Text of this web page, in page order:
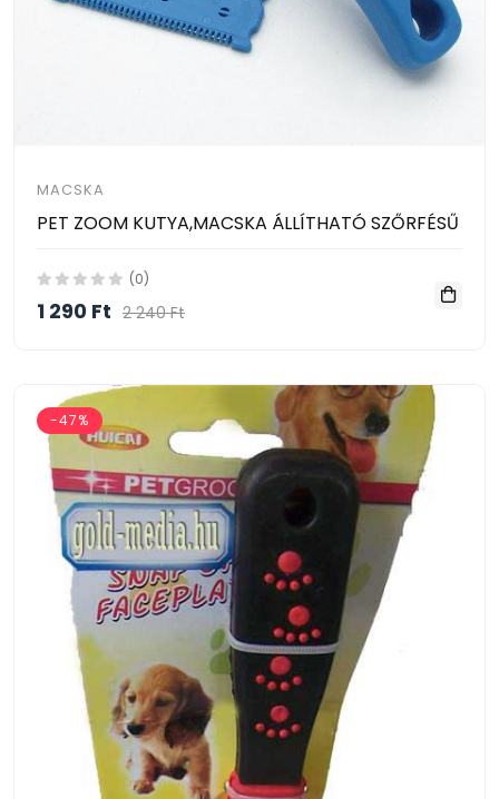
MACSKA
PET ZOOM KUTYA,MACSKA ÁLLÍTHATÓ SZŐRFÉSŰ
(0)
1 290 Ft 2 240 Ft
-47%